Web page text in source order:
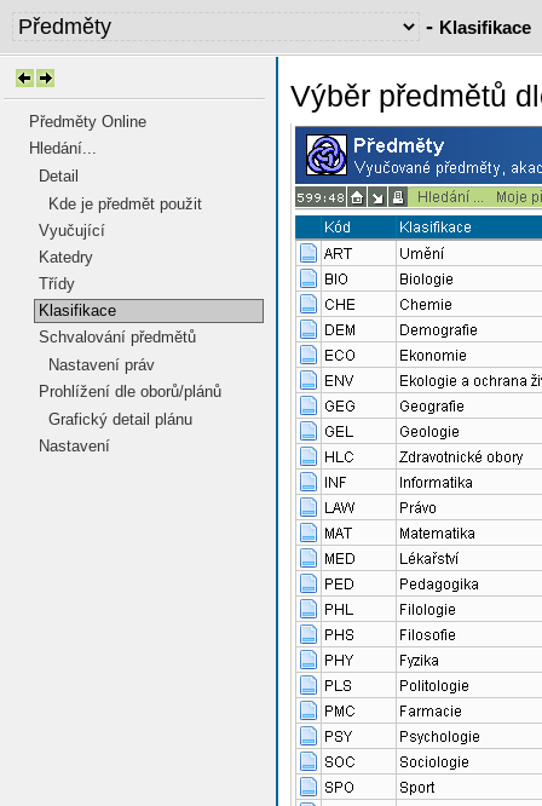
- Klasifikace
Předměty Online
Hledání...
Detail
Kde je předmět použit
Vyučující
Katedry
Třídy
Klasifikace
Schvalování předmětů
Nastavení práv
Prohlížení dle oborů/plánů
Grafický detail plánu
Nastavení
Výběr předmětů